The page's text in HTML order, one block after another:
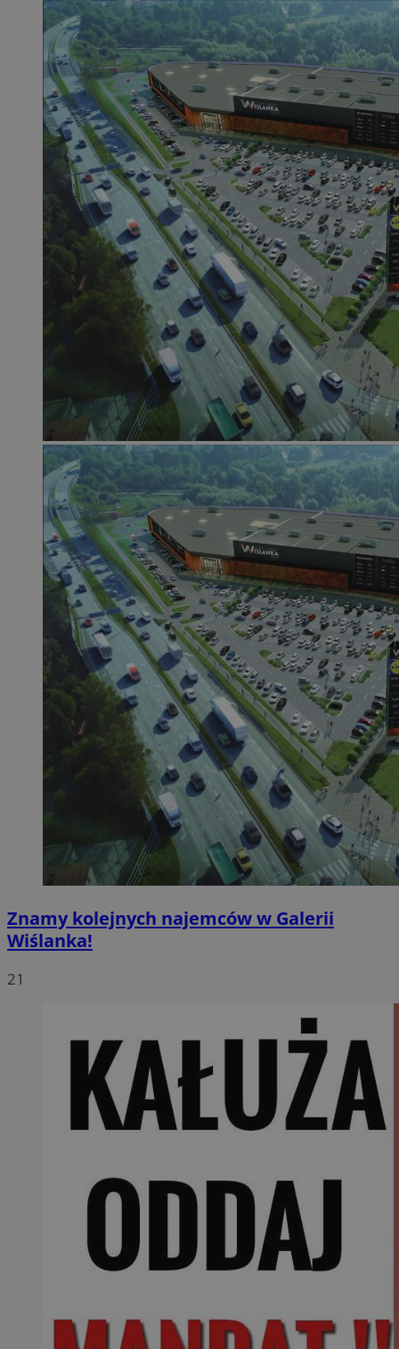
Znamy kolejnych najemców w Galerii
Wiślanka!
21